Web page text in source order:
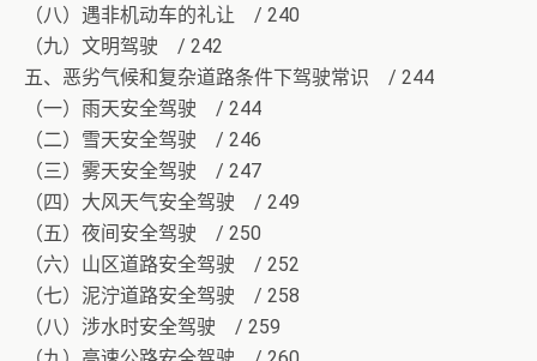
（八）遇非机动车的礼让 / 240
（九）文明驾驶 / 242
五、恶劣气候和复杂道路条件下驾驶常识 / 244
（一）雨天安全驾驶 / 244
（二）雪天安全驾驶 / 246
（三）雾天安全驾驶 / 247
（四）大风天气安全驾驶 / 249
（五）夜间安全驾驶 / 250
（六）山区道路安全驾驶 / 252
（七）泥泞道路安全驾驶 / 258
（八）涉水时安全驾驶 / 259